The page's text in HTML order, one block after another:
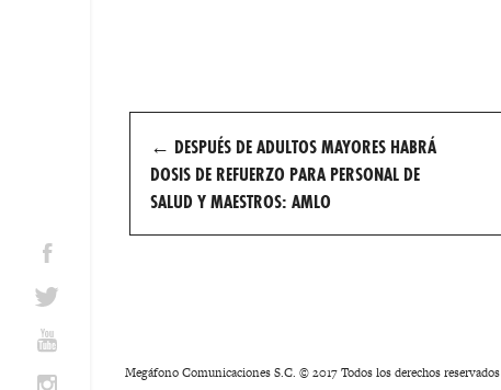
Post
navigation
← DESPUÉS DE ADULTOS MAYORES HABRÁ
DOSIS DE REFUERZO PARA PERSONAL DE
SALUD Y MAESTROS: AMLO
Megáfono Comunicaciones S.C. © 2017 Todos los derechos reservados